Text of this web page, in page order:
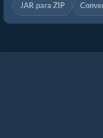
JAR para ZIP